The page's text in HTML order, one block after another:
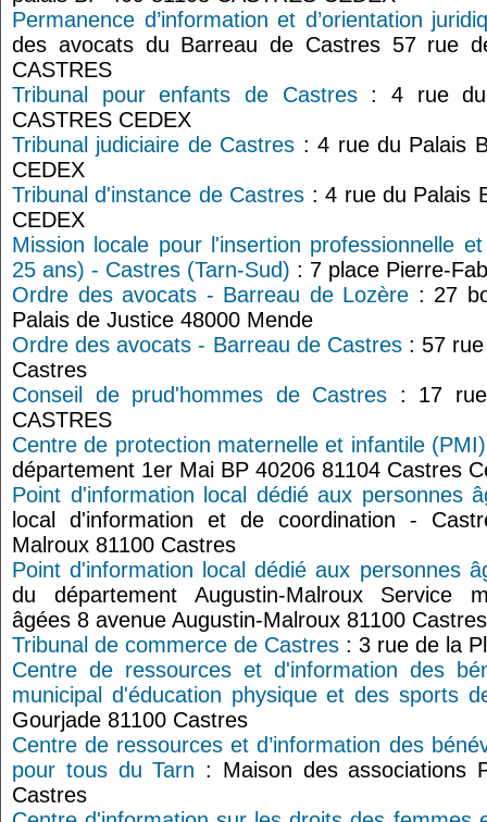
Permanence d’information et d’orientation
des avocats du Barreau de Castres 57 rue
CASTRES
Tribunal pour enfants de Castres: 4 rue du
CASTRES CEDEX
Tribunal judiciaire de Castres : 4 rue du Palais
CEDEX
Tribunal d'instance de Castres : 4 rue du Palais
CEDEX
Mission locale pour l'insertion professionnelle
25 ans) - Castres (Tarn-Sud) : 7 place Pierre-
Ordre des avocats - Barreau de Lozère : 27
Palais de Justice 48000 Mende
Ordre des avocats - Barreau de Castres: 57 rue
Castres
Conseil de prud'hommes de Castres : 17
CASTRES
Centre de protection maternelle et infantile
département 1er Mai BP 40206 81104 Castres
Point d'information local dédié aux personnes
local d'information et de coordination -
Malroux 81100 Castres
Point d'information local dédié aux personnes
du département Augustin-Malroux Service
âgées 8 avenue Augustin-Malroux 81100 Castres
Tribunal de commerce de Castres : 3 rue de la
Centre de ressources et d'information des
municipal d'éducation physique et des sports
Gourjade 81100 Castres
Centre de ressources et d’information des
pour tous du Tarn : Maison des associations
Castres